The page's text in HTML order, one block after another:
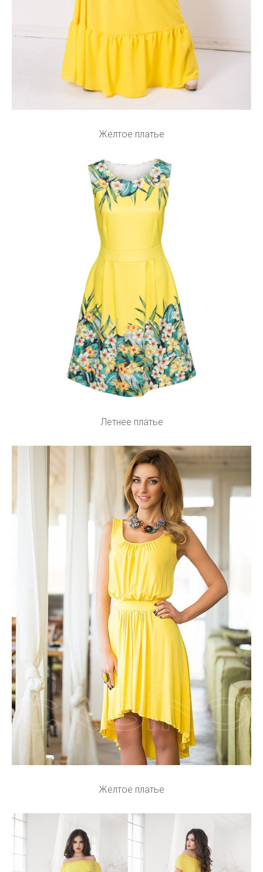
Желтое платье
Летнее платье
Желтое платье